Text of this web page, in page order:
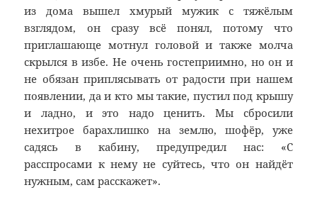
из дома вышел хмурый мужик с тяжёлым
взглядом, он сразу всё понял, потому что
приглашающе мотнул головой и также молча
скрылся в избе. Не очень гостеприимно, но он и
не обязан приплясывать от радости при нашем
появлении, да и кто мы такие, пустил под крышу
и ладно, и это надо ценить. Мы сбросили
нехитрое барахлишко на землю, шофёр, уже
садясь в кабину, предупредил нас: «С
расспросами к нему не суйтесь, что он найдёт
нужным, сам расскажет».